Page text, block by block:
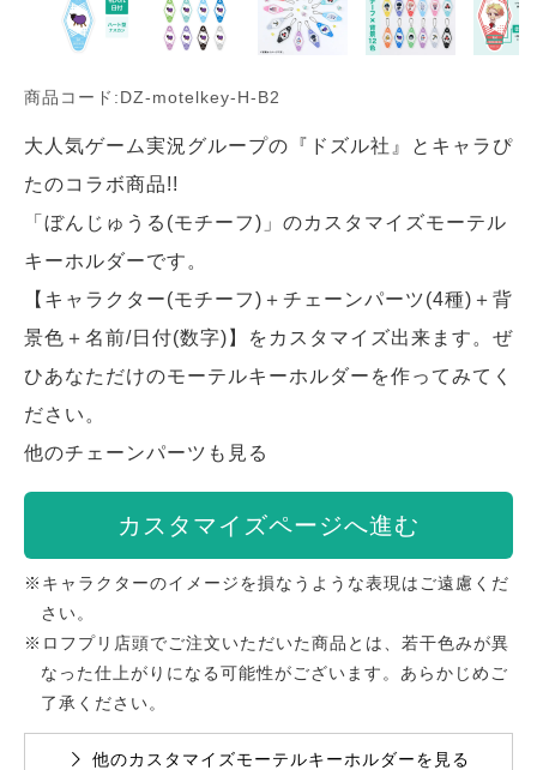
商品コード:DZ-motelkey-H-B2
大人気ゲーム実況グループの『ドズル社』とキャラぴ
たのコラボ商品!!
「ぼんじゅうる(モチーフ)」のカスタマイズモーテル
キーホルダーです。
【キャラクター(モチーフ)＋チェーンパーツ(4種)＋背
景色＋名前/日付(数字)】をカスタマイズ出来ます。ぜ
ひあなただけのモーテルキーホルダーを作ってみてく
ださい。
他のチェーンパーツも見る
カスタマイズページへ進む
※キャラクターのイメージを損なうような表現はご遠慮くだ
さい。
※ロフプリ店頭でご注文いただいた商品とは、若干色みが異
なった仕上がりになる可能性がございます。あらかじめご
了承ください。
他のカスタマイズモーテルキーホルダーを見る